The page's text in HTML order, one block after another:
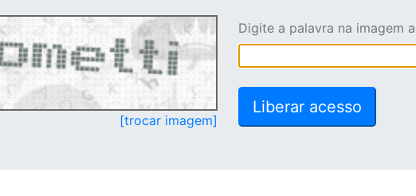
[trocar imagem]
Digite a palavra na imagem